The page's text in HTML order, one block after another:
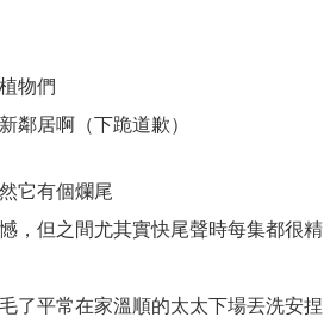
物們
鄰居啊（下跪道歉）
它有個爛尾
，但之間尤其實快尾聲時每集都很精
了平常在家溫順的太太下場丟洗安捏